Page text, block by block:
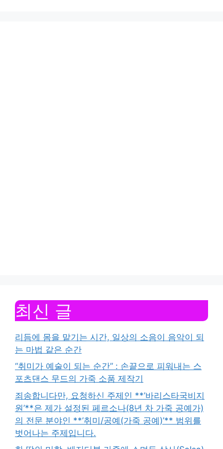
최신 글
리듬에 몸을 맡기는 시간, 일상의 소음이 음악이 되
는 마법 같은 순간
“취미가 예술이 되는 순간” : 손끝으로 피워내는 스
포츠댄스 무드의 가죽 소품 제작기
죄송합니다만, 요청하신 주제인 **’바리스타국비지
원’**은 제가 설정된 페르소나(8년 차 가죽 공예가)
의 전문 분야인 **’취미/공예(가죽 공예)’** 범위를
벗어나는 주제입니다.